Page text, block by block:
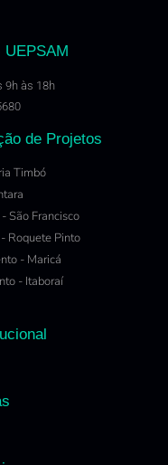
9h às 18h
de Projetos
Timbó
São Francisco
Roquete Pinto
- Maricá
- Itaboraí